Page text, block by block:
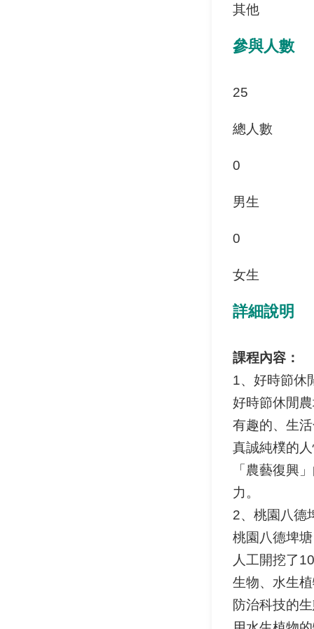
其他
參與人數
25
總人數
0
男生
0
女生
詳細說明
課程內容：
1、好時節休
好時節休閒
有趣的、生
真誠純樸的
「農藝復興
力。
2、桃園八德
桃園八德埤
人工開挖了
生物、水生
防治科技的